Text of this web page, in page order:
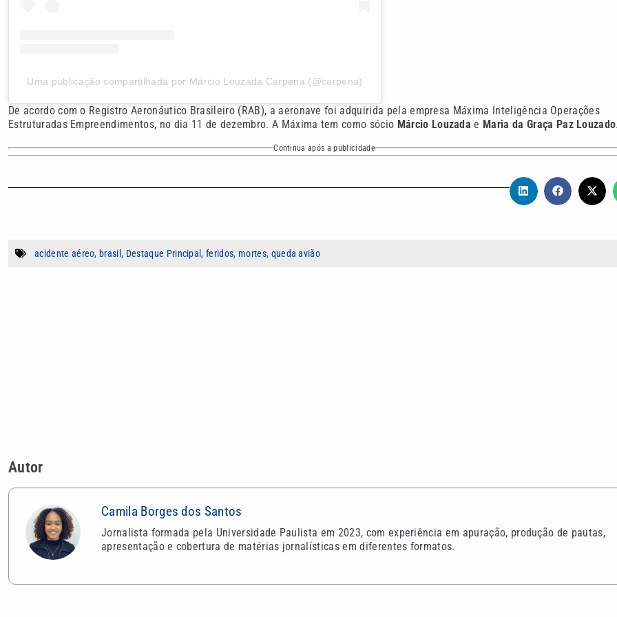
Uma publicação compartilhada por Márcio Louzada Carpena (@carpena)
De acordo com o Registro Aeronáutico Brasileiro (RAB), a aeronave foi adquirida pela empresa Máxima Inteligência Operações
Estruturadas Empreendimentos, no dia 11 de dezembro. A Máxima tem como sócio Márcio Louzada e Maria da Graça Paz Louzado
Continua após a publicidade
acidente aéreo, brasil, Destaque Principal,feridos, mortes, queda avião
VEJA TAMBÉM